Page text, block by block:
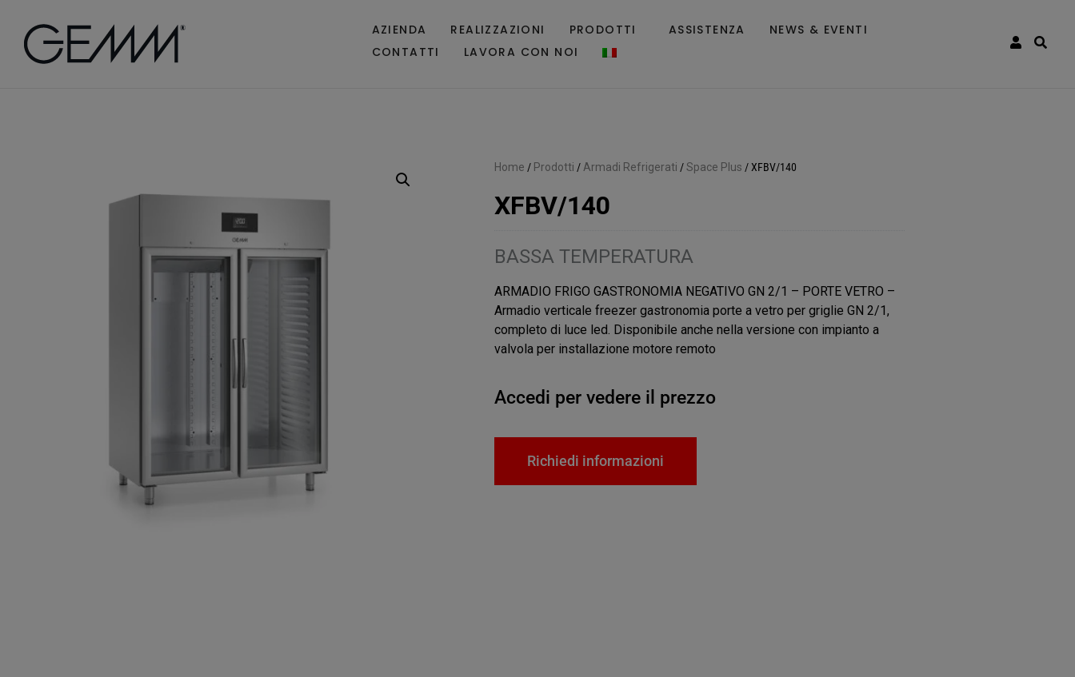
AZIENDA REALIZZAZIONI PRODOTTI ASSISTENZA
NEWS & EVENTI
CONTATTI
LAVORA CON NOI
Home / Prodotti / Armadi Refrigerati /Space Plus /XFBV/140
XFBV/140
BASSA TEMPERATURA
ARMADIO FRIGO GASTRONOMIA NEGATIVO GN 2/1 – PORTE VETRO –
Armadio verticale freezer gastronomia porte a vetro per griglie GN 2/1,
completo di luce led. Disponibile anche nella versione con impianto a
valvola per installazione motore remoto
Accedi per vedere il prezzo
Richiedi informazioni